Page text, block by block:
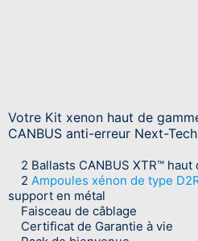
Votre Kit xenon haut de
CANBUS anti-erreur Next-
2 Ballasts CANBUS XTR™ haut
2 Ampoules xénon de type
support en métal
Faisceau de câblage
Certificat de Garantie à vie